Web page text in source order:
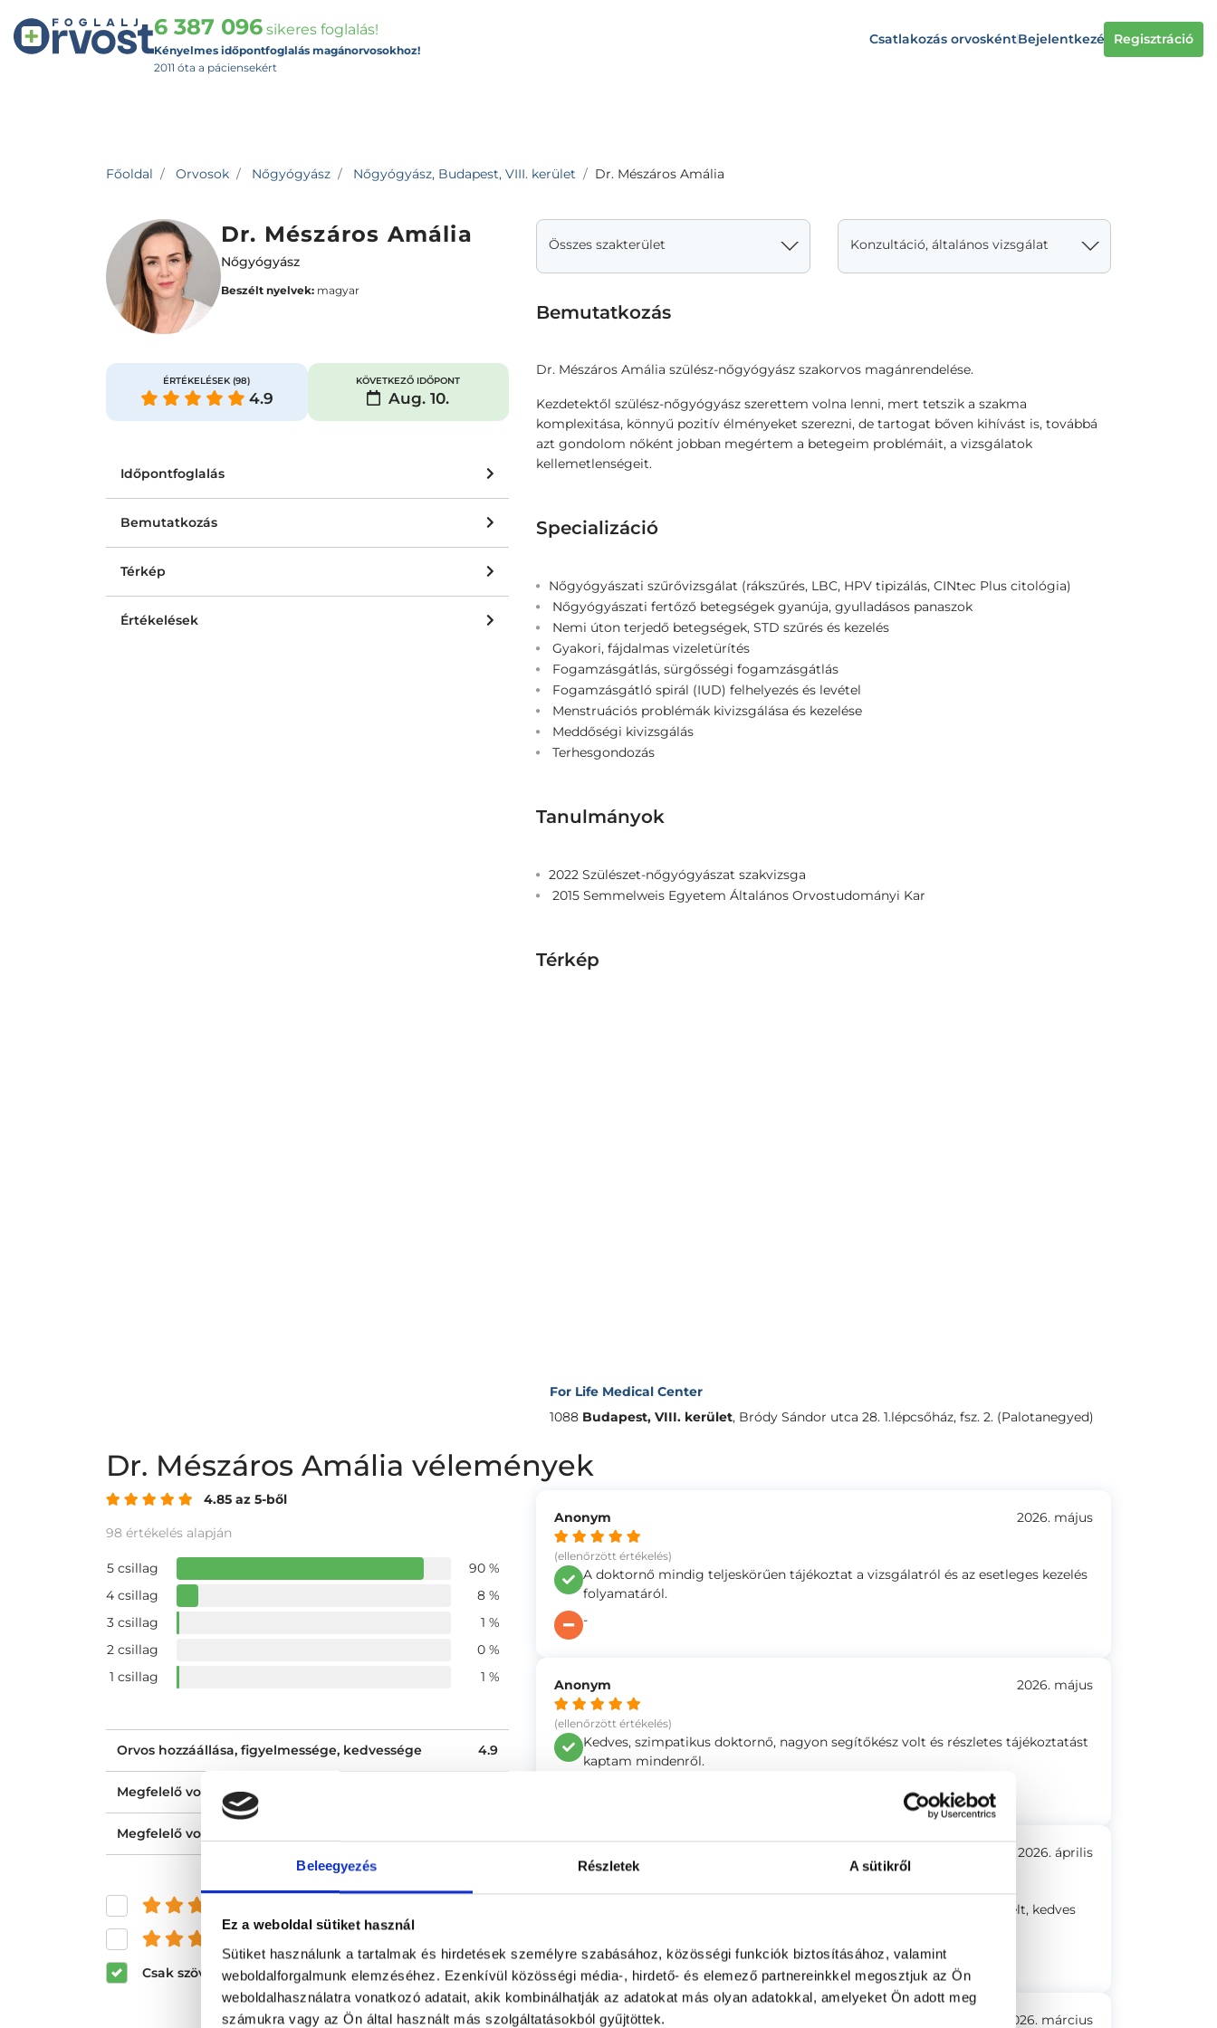
Beleegyezés Részletek A sütikről
Ez a weboldal sütiket használ
Sütiket használunk a tartalmak és hirdetések személyre szabásához, közösségi funkciók biztosításához, valamint
weboldalforgalmunk elemzéséhez. Ezenkívül közösségi média-, hirdető- és elemező partnereinkkel megosztjuk az Ön
weboldalhasználatra vonatkozó adatait, akik kombinálhatják az adatokat más olyan adatokkal, amelyeket Ön adott meg
számukra vagy az Ön által használt más szolgáltatásokból gyűjtöttek.
6 387 096 sikeres foglalás!
Kényelmes időpontfoglalás magánorvosokhoz!
2011 óta a páciensekért
Csatlakozás orvoskéntBejelentkezés Regisztráció
Főoldal Orvosok Nőgyógyász Nőgyógyász, Budapest, VIII. kerület Dr. Mészáros Amália
Dr. Mészáros Amália
Nőgyógyász
Beszélt nyelvek: magyar
ÉRTÉKELÉSEK(98)
4.9
KÖVETKEZŐ IDŐPONT
Aug. 10.
Időpontfoglalás
Bemutatkozás
Térkép
Értékelések
Összes szakterület Konzultáció, általános vizsgálat
Bemutatkozás
Dr. Mészáros Amália szülész-nőgyógyász szakorvos magánrendelése.
Kezdetektől szülész-nőgyógyász szerettem volna lenni, mert tetszik a szakma
komplexitása, könnyű pozitív élményeket szerezni, de tartogat bőven kihívást is, továbbá
azt gondolom nőként jobban megértem a betegeim problémáit, a vizsgálatok
kellemetlenségeit.
Specializáció
Nőgyógyászati szűrővizsgálat (rákszűrés, LBC, HPV tipizálás, CINtec Plus citológia)
Nőgyógyászati fertőző betegségek gyanúja, gyulladásos panaszok
Nemi úton terjedő betegségek, STD szűrés és kezelés
Gyakori, fájdalmas vizeletürítés
Fogamzásgátlás, sürgősségi fogamzásgátlás
Fogamzásgátló spirál (IUD) felhelyezés és levétel
Menstruációs problémák kivizsgálása és kezelése
Meddőségi kivizsgálás
Terhesgondozás
Tanulmányok
2022 Szülészet-nőgyógyászat szakvizsga
2015 Semmelweis Egyetem Általános Orvostudományi Kar
Térkép
For Life Medical Center
1088 Budapest, VIII. kerület, Bródy Sándor utca 28. 1.lépcsőház, fsz. 2. (Palotanegyed)
Dr. Mészáros Amália vélemények
4.85 az 5-ből
98 értékelés alapján
5 csillag
90 %
4 csillag
8 %
3 csillag
1 %
2 csillag
0 %
1 csillag
1 %
Orvos hozzáállása, figyelmessége, kedvessége 4.9
Megfelelő volt a tájékoztatásod?
Megfelelő volt az ellátásod?
Csak szöveges értékelések megjelenítése
Anonym
(ellenőrzött értékelés)
2026. május
A doktornő mindig teljeskörűen tájékoztat a vizsgálatról és az esetleges kezelés
folyamatáról.
-
Anonym
(ellenőrzött értékelés)
2026. május
Kedves, szimpatikus doktornő, nagyon segítőkész volt és részletes tájékoztatást
kaptam mindenről.
(ellenőrzött értékelés)
2026. április
A doktornő nagyon barátságos,kedves. Segítőkész. Udvariasan beszélt, kedves
Nincs,semmi kellemetlen tapasztalat. Semmi rossz érzés.
Anonym 2026. március